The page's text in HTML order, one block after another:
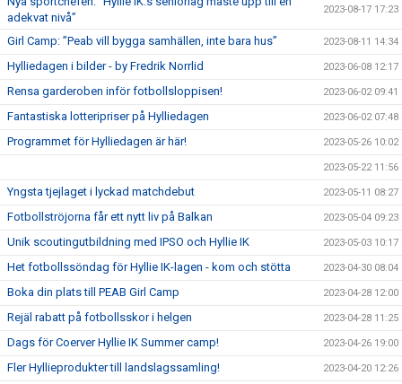
adekvat nivå”
2023-08-17 17:23
Girl Camp: ”Peab vill bygga samhällen, inte bara hus” 2023-08-11 14:34
Hylliedagen i bilder - by Fredrik Norrlid 2023-06-08 12:17
Rensa garderoben inför fotbollsloppisen! 2023-06-02 09:41
Fantastiska lotteripriser på Hylliedagen 2023-06-02 07:48
Programmet för Hylliedagen är här! 2023-05-26 10:02
2023-05-22 11:56
Yngsta tjejlaget i lyckad matchdebut 2023-05-11 08:27
Fotbollströjorna får ett nytt liv på Balkan 2023-05-04 09:23
Unik scoutingutbildning med IPSO och Hyllie IK 2023-05-03 10:17
Het fotbollssöndag för Hyllie IK-lagen - kom och stötta 2023-04-30 08:04
Boka din plats till PEAB Girl Camp 2023-04-28 12:00
Rejäl rabatt på fotbollsskor i helgen 2023-04-28 11:25
Dags för Coerver Hyllie IK Summer camp! 2023-04-26 19:00
Fler Hyllieprodukter till landslagssamling! 2023-04-20 12:26